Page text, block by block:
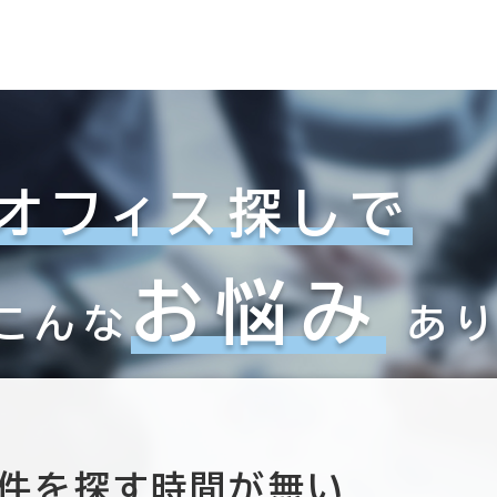
フィス探しで
んな お悩み あ
を探す時間が無い